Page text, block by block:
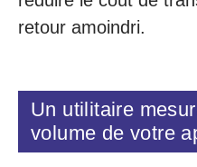
retour amoindri.
Un utilitaire
volume de votre